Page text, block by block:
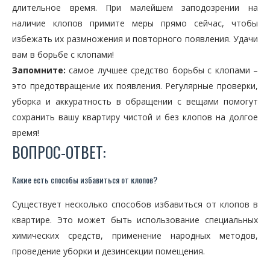
длительное время. При малейшем заподозрении на
наличие клопов примите меры прямо сейчас, чтобы
избежать их размножения и повторного появления. Удачи
вам в борьбе с клопами!
Запомните: самое лучшее средство борьбы с клопами –
это предотвращение их появления. Регулярные проверки,
уборка и аккуратность в обращении с вещами помогут
сохранить вашу квартиру чистой и без клопов на долгое
время!
ВОПРОС-ОТВЕТ:
Какие есть способы избавиться от клопов?
Существует несколько способов избавиться от клопов в
квартире. Это может быть использование специальных
химических средств, применение народных методов,
проведение уборки и дезинсекции помещения.